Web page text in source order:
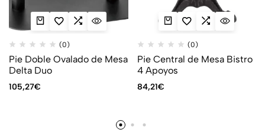
(0)
Pie Doble Ovalado de Mesa
Delta Duo
105,27€
(0)
Pie Central de Mesa Bistro
4 Apoyos
84,21€